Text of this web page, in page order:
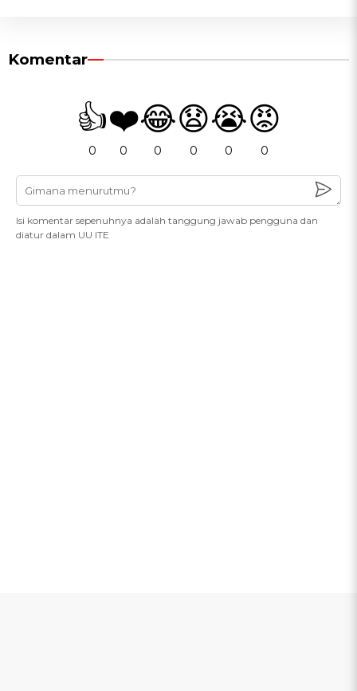
Komentar
👍
0
❤️
0
😂
0
😧
0
😭
0
😡
0
Isi komentar sepenuhnya adalah tanggung jawab pengguna dan
diatur dalam UU ITE